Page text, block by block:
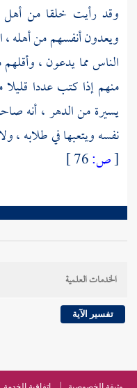
وقد رأيت خلقا من أهل
ويعدون أنفسهم من أهله
الناس مما يدعون ،
منهم إذا كتب عددا
يسيرة من الدهر ، أنه
نفسه ويتعبها في طلابه ،
[ص:
الخدمات العلمية
تفسير الآية